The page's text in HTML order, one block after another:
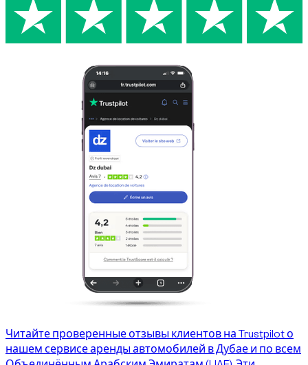
Читайте проверенные отзывы клиентов на Trustpilot о
нашем сервисе аренды автомобилей в Дубае и по всем